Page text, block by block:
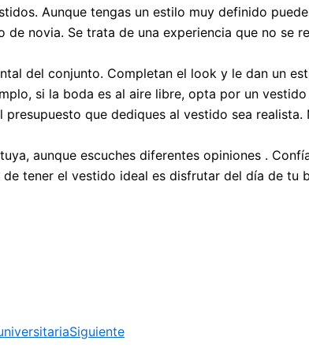
Aunque tengas un estilo muy definido
novia. Se trata de una experiencia que no se
del conjunto. Completan el look y le dan un
si la boda es al aire libre, opta por un
que dediques al vestido sea
aunque escuches diferentes opiniones .
tener el vestido ideal es disfrutar del día de
Siguiente